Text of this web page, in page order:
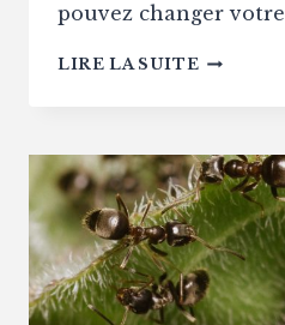
pouvez changer
LIRE LA SUITE WC
POUR
VOS